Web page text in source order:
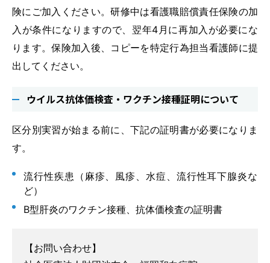
険にご加入ください。研修中は看護職賠償責任保険の加
入が条件になりますので、翌年4月に再加入が必要にな
ります。保険加入後、コピーを特定行為担当看護師に提
出してください。
ウイルス抗体価検査・ワクチン接種証明について
区分別実習が始まる前に、下記の証明書が必要になりま
す。
流行性疾患（麻疹、風疹、水痘、流行性耳下腺炎な
ど）
B型肝炎のワクチン接種、抗体価検査の証明書
【お問い合わせ】